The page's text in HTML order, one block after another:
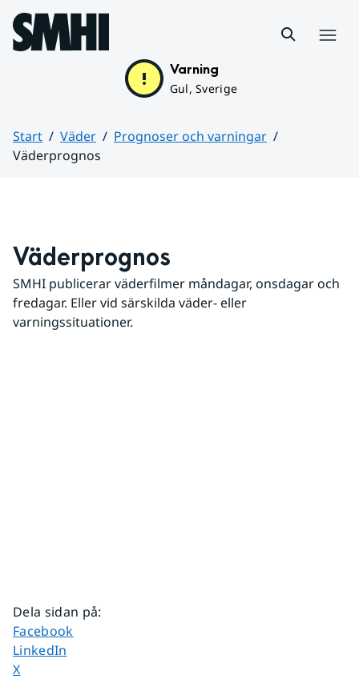
Hoppa till sidans innehåll
Varning
Gul, Sverige
Start Väder
Prognoser och varningar
Väderprognos
Väderprognos
SMHI publicerar väderfilmer måndagar, onsdagar och
fredagar. Eller vid särskilda väder- eller
varningssituationer.
Dela sidan på:
Dela sidan på
Facebook
Dela sidan på
LinkedIn
Dela sidan på
X